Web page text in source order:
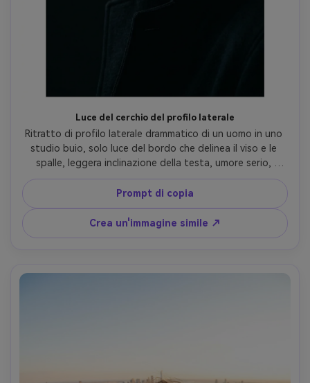
Luce del cerchio del profilo laterale
Ritratto di profilo laterale drammatico di un uomo in uno
studio buio, solo luce del bordo che delinea il viso e le
spalle, leggera inclinazione della testa, umore serio,
scattato da un angolo laterale di 3/4, softbox a striscia
singola dietro, Canon R5, obiettivo 85mm, f/2, neri
profondi, ciglia taglienti, trama fotorealistica,
illuminazione ritratto cinematografico-AR 4:5
Prompt di copia
Crea un'immagine simile ↗